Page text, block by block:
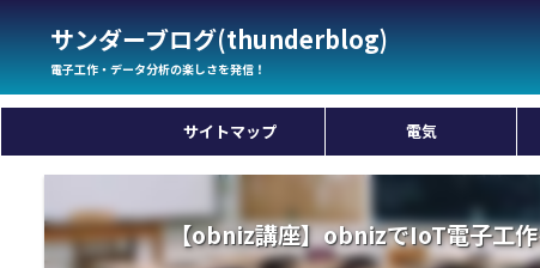
サンダーブログ(thunderblog)
電子工作・データ分析の楽しさを発信！
サイトマップ 電気
【obniz講座】obnizでIoT電子工